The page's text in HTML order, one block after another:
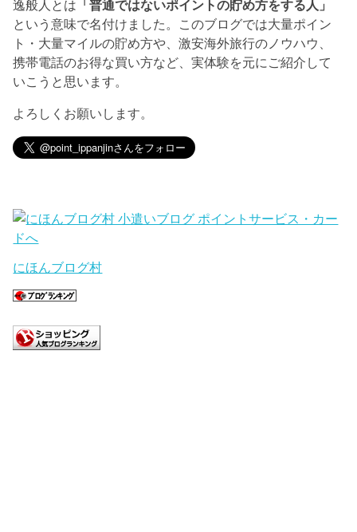
逸般人とは 「普通ではないポイントの貯め方をする人」
という意味で名付けました。このブログでは大量ポイン
ト・大量マイルの貯め方や、激安海外旅行のノウハウ、
携帯電話のお得な買い方など、実体験を元にご紹介して
いこうと思います。
よろしくお願いします。
にほんブログ村